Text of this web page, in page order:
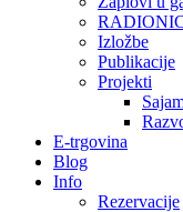
Izložbe
Publikacije
Projekti
E-trgovina
Blog
Info
Rezervacije